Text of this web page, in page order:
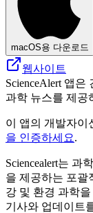
macOS용 다운로드
웹사이트
ScienceAlert 앱
과학 뉴스를 제공
이 앱의 개발자이
을 인증하세요.
Sciencealert는 과
을 제공하는 포괄
강 및 환경 과학
기사와 업데이트